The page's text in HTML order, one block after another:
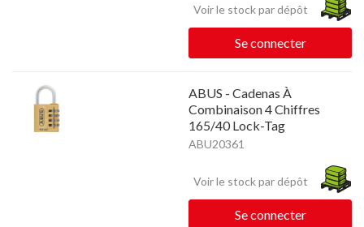
Voir le stock par dépôt
Se connecter
ABUS - Cadenas À
Combinaison 4 Chiffres
165/40 Lock-Tag
ABU20361
Voir le stock par dépôt
Se connecter